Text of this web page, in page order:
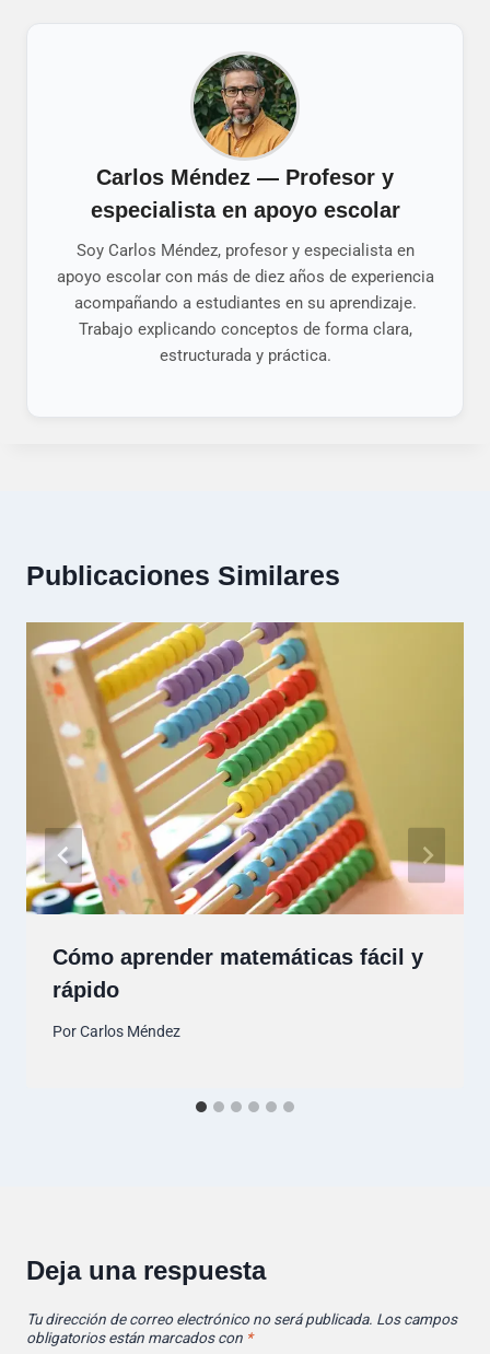
Carlos Méndez — Profesor y
especialista en apoyo escolar
Soy Carlos Méndez, profesor y especialista en
apoyo escolar con más de diez años de experiencia
acompañando a estudiantes en su aprendizaje.
Trabajo explicando conceptos de forma clara,
estructurada y práctica.
Publicaciones Similares
Cómo aprender matemáticas fácil y
rápido
PorCarlos Méndez
Deja una respuesta
Tu dirección de correo electrónico no será publicada. Los campos
obligatorios están marcados con *